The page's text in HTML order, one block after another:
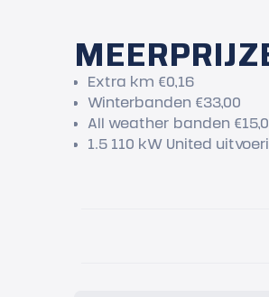
Extra km €0,16
Winterbanden €33,00
All weather banden
1.5 110 kW United